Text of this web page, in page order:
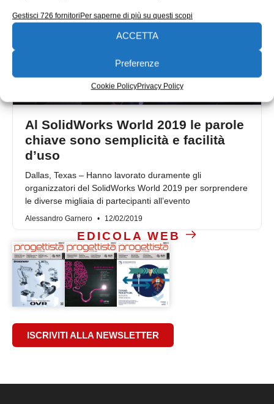
Gestisci 726 fornitoriPer saperne di più su questi scopi
ACCETTA
Preferenze
Cookie PolicyPrivacy Policy
Al SolidWorks World 2019 le parole
chiave sono semplicità e facilità
d’uso
Dallas, Texas – Hanno lavorato duramente gli
organizzatori del SolidWorks World 2019 per sorprendere
le diverse migliaia di partecipanti all’evento
Alessandro Garnero 12/02/2019
EDICOLA WEB
ISCRIVITI ALLA NEWSLETTER